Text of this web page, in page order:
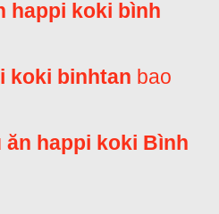
happi koki bình
koki binhtan bao
happi koki Bình